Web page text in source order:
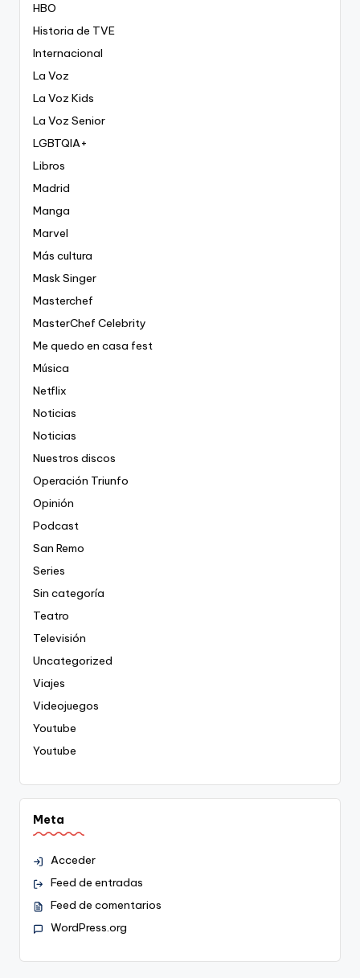
HBO
Historia de TVE
Internacional
La Voz
La Voz Kids
La Voz Senior
LGBTQIA+
Libros
Madrid
Manga
Marvel
Más cultura
Mask Singer
Masterchef
MasterChef Celebrity
Me quedo en casa fest
Música
Netflix
Noticias
Noticias
Nuestros discos
Operación Triunfo
Opinión
Podcast
San Remo
Series
Sin categoría
Teatro
Televisión
Uncategorized
Viajes
Videojuegos
Youtube
Youtube
Meta
Acceder
Feed de entradas
Feed de comentarios
WordPress.org